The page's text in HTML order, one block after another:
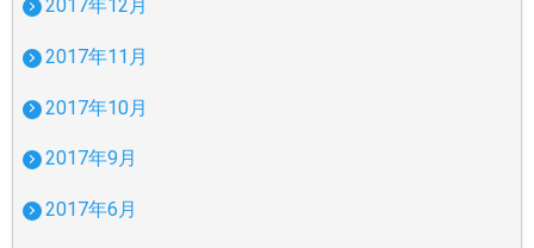
2017年12月
2017年11月
2017年10月
2017年9月
2017年6月